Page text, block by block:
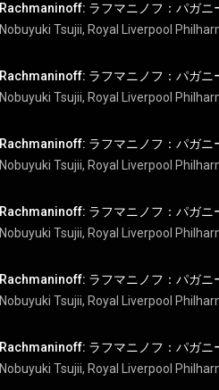
Nobuyuki Tsujii, Royal Liverpool
Nobuyuki Tsujii, Royal Liverpool
Nobuyuki Tsujii, Royal Liverpool
Nobuyuki Tsujii, Royal Liverpool
Nobuyuki Tsujii, Royal Liverpool
Nobuyuki Tsujii, Royal Liverpool